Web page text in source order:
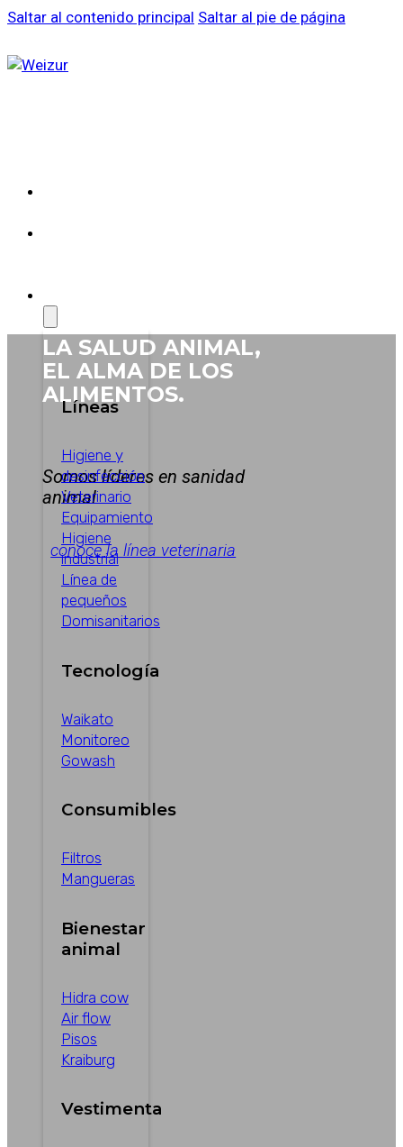
Saltar al contenido principal Saltar al pie de página
Líneas
Higiene y
desinfección
Veterinario
Equipamiento
Higiene
industrial
Línea de
pequeños
Domisanitarios
Tecnología
Waikato
Monitoreo
Gowash
Consumibles
Filtros
Mangueras
Bienestar
animal
Hidra cow
Air flow
Pisos
Kraiburg
Vestimenta
LA SALUD ANIMAL,
EL ALMA DE LOS
ALIMENTOS.
Somos líderes en sanidad
animal
conoce la línea veterinaria